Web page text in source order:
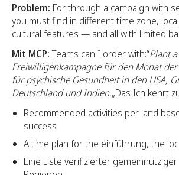
Problem: For through a campaign with
you must find in different time zone,
cultural features — and all with limited
Mit MCP:Teams can I order with:“Plant a
Freiwilligenkampagne für den Monat
für psychische Gesundheit in den USA,
Deutschland und Indien.„Das Ich kehrt
Recommended activities per land
success
A time plan for the einführung, the
Eine Liste verifizierter